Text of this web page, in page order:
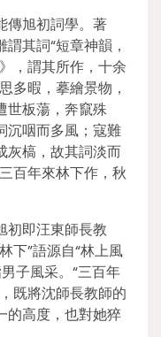
傳旭初詞學。著
其詞“短章神韻，
，謂其所作，十余
多暇，摹繪景物，
世板蕩，奔竄殊
沉咽而多風；寇難
灰槁，故其詞淡而
百年來林下作，秋
初即汪東師長教
下”語源自“林上風
子風采。“三百年
既將沈師長教師的
的高度，也對她猝